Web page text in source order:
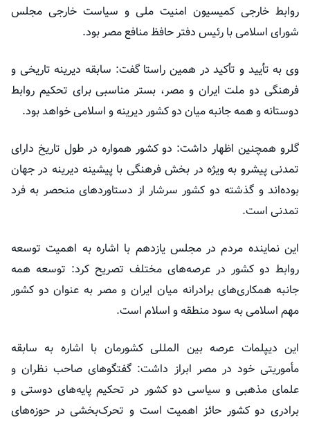
روابط خارجی کمیسیون امنیت ملی و سیاست خارجی مجلس
شورای اسلامی با رئیس دفتر حافظ منافع مصر بود.
وی به تأیید و تأکید در همین راستا گفت: سابقه دیرینه تاریخی و
فرهنگی دو ملت ایران و مصر، بستر مناسبی برای تحکیم روابط
دوستانه و همه جانبه میان دو کشور دیرینه و اسلامی خواهد بود.
گلرو همچنین اظهار داشت: دو کشور همواره در طول تاریخ دارای
تمدنی پیشرو به ویژه در بخش فرهنگی با پیشینه دیرینه در جهان
بوده‌اند و گذشته دو کشور سرشار از دستاوردهای منحصر به فرد
تمدنی است.
این نماینده مردم در مجلس یازدهم با اشاره به اهمیت توسعه
روابط دو کشور در عرصه‌های مختلف تصریح کرد: توسعه همه
جانبه همکاری‌های برادرانه میان ایران و مصر به عنوان دو کشور
مهم اسلامی به سود منطقه و اسلام است.
این دیپلمات عرصه بین المللی کشورمان با اشاره به سابقه
مأموریتی خود در مصر ابراز داشت: گفتگوهای صاحب نظران و
علمای مذهبی و سیاسی دو کشور در تحکیم پایه‌های دوستی و
برادری دو کشور حائز اهمیت است و تحرک‌بخشی در حوزه‌های